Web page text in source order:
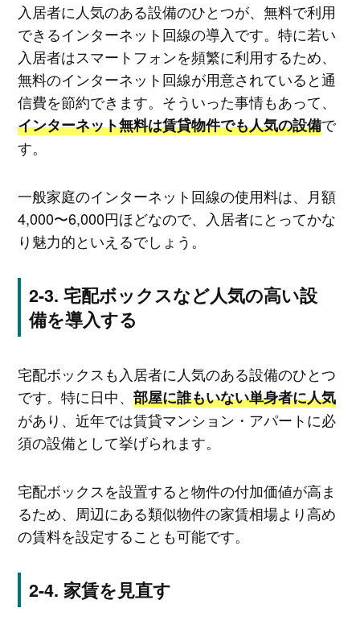
入居者に人気のある設備のひとつが、無料で利用
できるインターネット回線の導入です。特に若い
入居者はスマートフォンを頻繁に利用するため、
無料のインターネット回線が用意されていると通
信費を節約できます。そういった事情もあって、
インターネット無料は賃貸物件でも人気の設備で
す。
一般家庭のインターネット回線の使用料は、月額
4,000〜6,000円ほどなので、入居者にとってかな
り魅力的といえるでしょう。
宅配ボックスなど人気の高い設
備を導入する
宅配ボックスも入居者に人気のある設備のひとつ
です。特に日中、 部屋に誰もいない単身者に人気
があり、近年では賃貸マンション・アパートに必
須の設備として挙げられます。
宅配ボックスを設置すると物件の付加価値が高ま
るため、周辺にある類似物件の家賃相場より高め
の賃料を設定することも可能です。
家賃を見直す